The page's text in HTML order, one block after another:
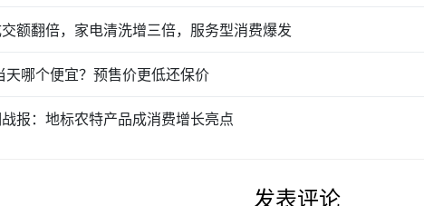
额翻倍，家电清洗增三倍，服务型消费爆发
天哪个便宜？预售价更低还保价
报：地标农特产品成消费增长亮点
发表评论